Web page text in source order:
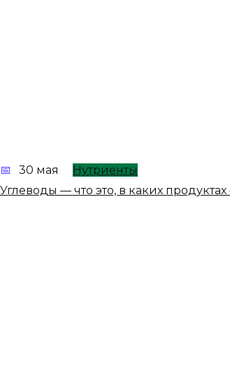
30 мая
Нутриенты
Углеводы — что это, в каких